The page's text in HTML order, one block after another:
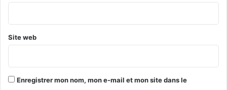
Site web
Enregistrer mon nom, mon e-mail et mon site dans le